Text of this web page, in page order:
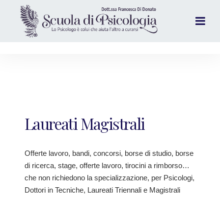
Laureati Magistrali
Offerte lavoro, bandi, concorsi, borse di studio, borse
di ricerca, stage, offerte lavoro, tirocini a rimborso…
che non richiedono la specializzazione, per Psicologi,
Dottori in Tecniche, Laureati Triennali e Magistrali